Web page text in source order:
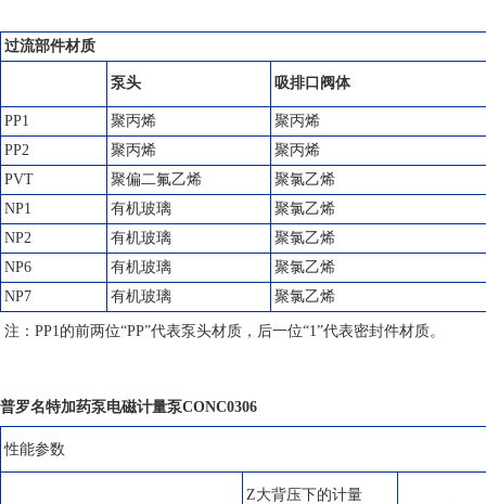
过流部件材质
泵头 吸排口阀体
PP1 聚丙烯
聚丙烯
PP2
聚丙烯
聚丙烯
PVT
聚偏二氟乙烯
聚氯乙烯
NP1
有机玻璃
聚氯乙烯
NP2
有机玻璃
聚氯乙烯
NP6
有机玻璃
聚氯乙烯
NP7
有机玻璃 聚氯乙烯
注：PP1的前两位“PP”代表泵头材质，后一位“1”代表密封件材质。
普罗名特加药泵电磁计量泵CONC0306
性能参数
Z大背压下的计量